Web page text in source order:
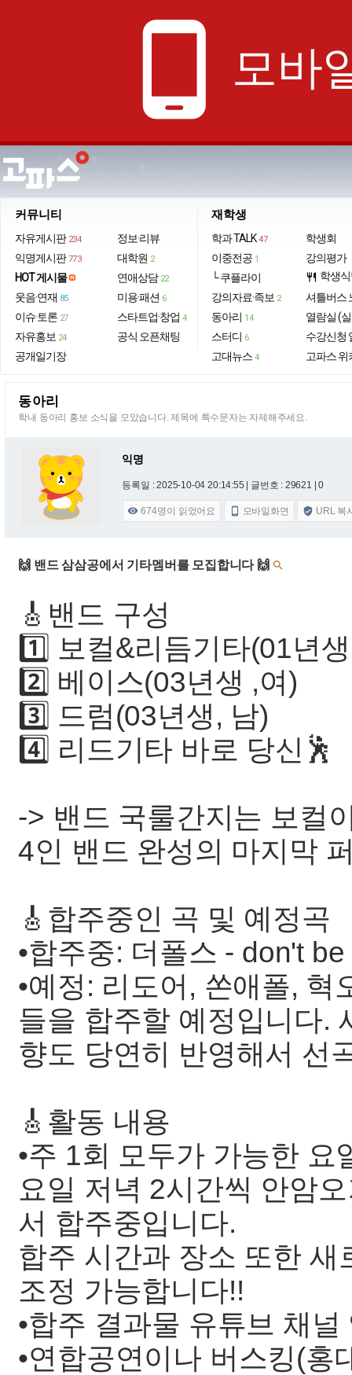
phone_android 모바
커뮤니티
자유게시판 234
익명게시판 773
HOT 게시물
웃음·연재 85
이슈·토론 27
자유홍보 24
공개일기장
정보·리뷰
대학원 2
연애상담 22
미용·패션 6
스타트업·창업 4
공식 오픈채팅
재학생
학과 TALK 47
이중전공 1
└ 쿠플라이
강의자료·족보 2
동아리 14
스터디 6
고대뉴스 4
학생회
강의평가
restaurant 학생
셔틀버스
열람실 (
수강신청
고파스 위
동아리
학내 동아리 홍보 소식을 모았습니다. 제목에 특수문자는 자제해주세요.
익명
등록일 : 2025-10-04 20:14:55 | 글번호 : 29621 | 0
 674명이 읽었어요  모바일화면  URL 복
🙌 밴드 삼삼공에서 기타멤버를 모집합니다 🙌 
🎸밴드 구성
1️⃣ 보컬&리듬기타(01년
2️⃣ 베이스(03년생 ,여)
3️⃣ 드럼(03년생, 남)
4️⃣ 리드기타 바로 당신🕺
-> 밴드 국룰간지는 보컬
4인 밴드 완성의 마지막
🎸합주중인 곡 및 예정곡
•합주중: 더폴스 - don't
•예정: 리도어, 쏜애폴,
들을 합주할 예정입니다.
향도 당연히 반영해서 선
🎸활동 내용
•주 1회 모두가 가능한
요일 저녁 2시간씩 안암
서 합주중입니다.
합주 시간과 장소 또한
조정 가능합니다!!
•합주 결과물 유튜브 채널
•연합공연이나 버스킹(홍